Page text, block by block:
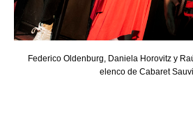
Federico Oldenburg, Daniela Horovitz y
elenco de Cabaret